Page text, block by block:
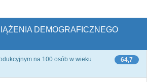
DEMOGRAFICZNEGO
64,7
na 100 osób w wieku